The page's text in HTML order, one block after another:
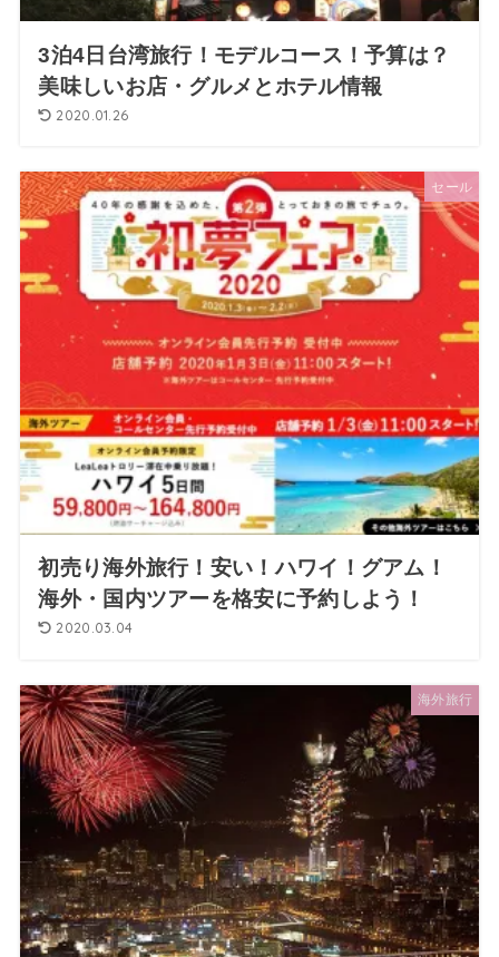
3泊4日台湾旅行！モデルコース！予算は？
美味しいお店・グルメとホテル情報
2020.01.26
セール
初売り海外旅行！安い！ハワイ！グアム！
海外・国内ツアーを格安に予約しよう！
2020.03.04
海外旅行